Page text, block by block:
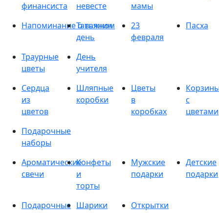
финансиста
невесте
мамы
Напоминание о важном
Татьянин
день
23
февраля
Пасха
Траурные
цветы
День
учителя
Сердца
из
цветов
Шляпные
коробки
Цветы
в
коробках
с
цветами
Подарочные
наборы
Ароматические
свечи
Конфеты
и
торты
Мужские
подарки
Детские
подарки
Подарочные Шарики
Открытки